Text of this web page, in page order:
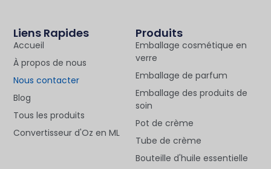
Produits
Emballage cosmétique en
verre
Emballage de parfum
Emballage des produits de
soin
Pot de crème
Tube de crème
Bouteille d'huile essentielle
Liens Rapides
Accueil
À propos de nous
Nous contacter
Blog
Tous les produits
Convertisseur d'Oz en ML